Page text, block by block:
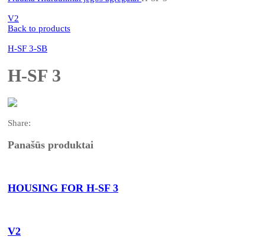
V2
Back to products
H-SF 3-SB
H-SF 3
Share:
Panašūs produktai
HOUSING FOR H-SF 3
V2